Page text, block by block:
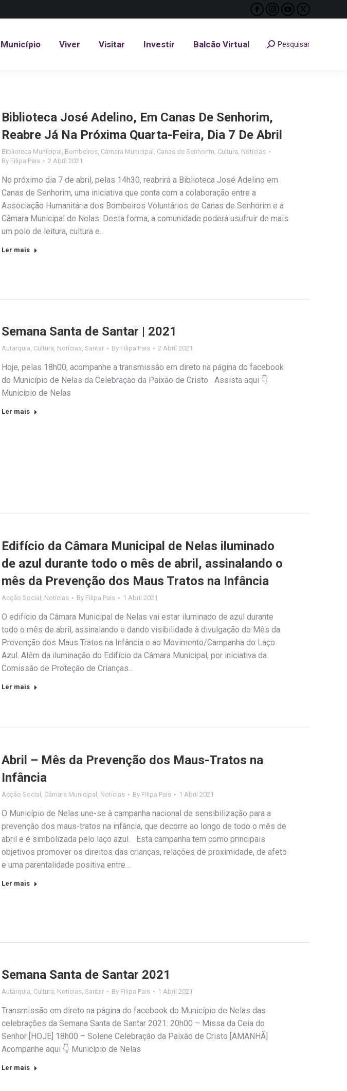
Facebook
opens
Instagram
opens
YouTube
opens
X
opens
Município Viver Visitar Investir Balcão Virtual Search:Pesquisar
Biblioteca José Adelino, Em Canas De Senhorim,
Reabre Já Na Próxima Quarta-Feira, Dia 7 De Abril
Biblioteca Municipal , Bombeiros, Câmara Municipal , Canas de Senhorim, Cultura, Notícias
By Filipa Pais 2 Abril 2021
No próximo dia 7 de abril, pelas 14h30, reabrirá a Biblioteca José Adelino em
Canas de Senhorim, uma iniciativa que conta com a colaboração entre a
Associação Humanitária dos Bombeiros Voluntários de Canas de Senhorim e a
Câmara Municipal de Nelas. Desta forma, a comunidade poderá usufruir de mais
um polo de leitura, cultura e…
Ler mais
Semana Santa de Santar | 2021
Autarquia, Cultura, Notícias, Santar By Filipa Pais 2 Abril 2021
Hoje, pelas 18h00, acompanhe a transmissão em direto na página do facebook
do Município de Nelas da Celebração da Paixão de Cristo Assista aqui 👇
Município de Nelas
Ler mais
Edifício da Câmara Municipal de Nelas iluminado
de azul durante todo o mês de abril, assinalando o
mês da Prevenção dos Maus Tratos na Infância
Acção Social Notícias By Filipa Pais 1 Abril 2021
O edifício da Câmara Municipal de Nelas vai estar iluminado de azul durante
todo o mês de abril, assinalando e dando visibilidade à divulgação do Mês da
Prevenção dos Maus Tratos na Infância e ao Movimento/Campanha do Laço
Azul. Além da iluminação do Edifício da Câmara Municipal, por iniciativa da
Comissão de Proteção de Crianças…
Ler mais
Abril – Mês da Prevenção dos Maus-Tratos na
Infância
Acção Social , Câmara Municipal , Notícias By Filipa Pais 1 Abril 2021
O Município de Nelas une-se à campanha nacional de sensibilização para a
prevenção dos maus-tratos na infância, que decorre ao longo de todo o mês de
abril e é simbolizada pelo laço azul. Esta campanha tem como principais
objetivos promover os direitos das crianças, relações de proximidade, de afeto
e uma parentalidade positiva entre…
Ler mais
Semana Santa de Santar 2021
Autarquia Cultura Notícias Santar By Filipa Pais 1 Abril 2021
Transmissão em direto na página do facebook do Município de Nelas das
celebrações da Semana Santa de Santar 2021: 20h00 – Missa da Ceia do
Senhor [HOJE] 18h00 – Solene Celebração da Paixão de Cristo [AMANHÃ]
Acompanhe aqui 👇 Município de Nelas
Ler mais
Município Viver Visitar Investir Balcão Virtual Search:
Pesquisar